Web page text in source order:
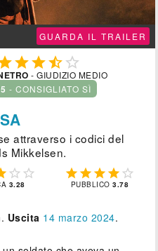
GUARDA IL TRAILER
 
- GIUDIZIO MEDIO
- CONSIGLIATO SÌ
attraverso i codici del
Mikkelsen.
 
3.28
    
PUBBLICO3.78
Uscita 14 marzo 2024.